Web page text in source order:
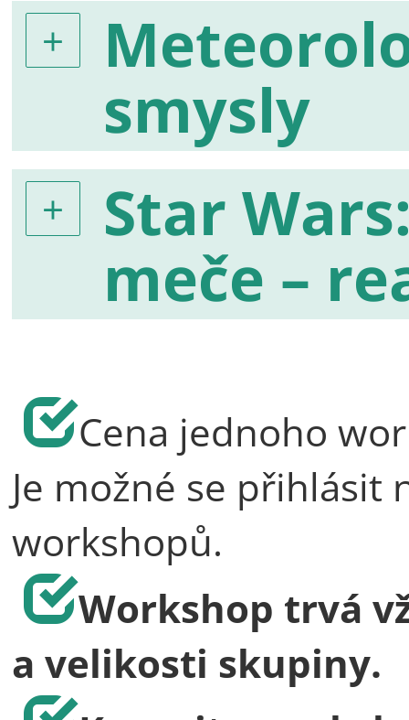
smysly
Star
meče –
Cena jednoho
Je možné se přihlásit
workshopů.
Workshop trvá
a velikosti skupiny.